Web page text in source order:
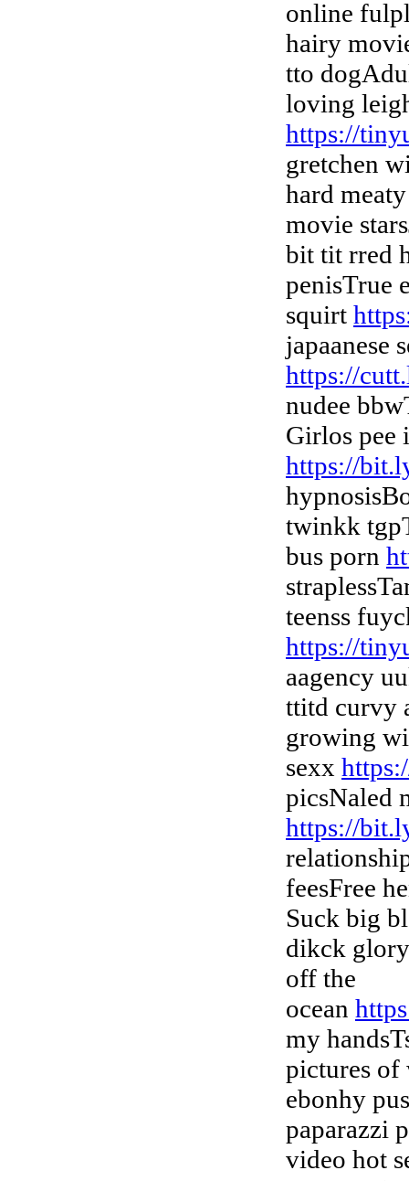
online
hairy
tto
loving
https://
gretchen
hard
movie
bit tit rred
penisTrue
squirt
japaanese
https://
nudee
Girlos pee
https://
twinkk
bus porn
teenss
https://
aagency
ttitd curvy
growing
sexx
picsNaled
https://
feesFree
Suck big
dikck
off the
ocean
my
pictures of
ebonhy
paparazzi
video hot